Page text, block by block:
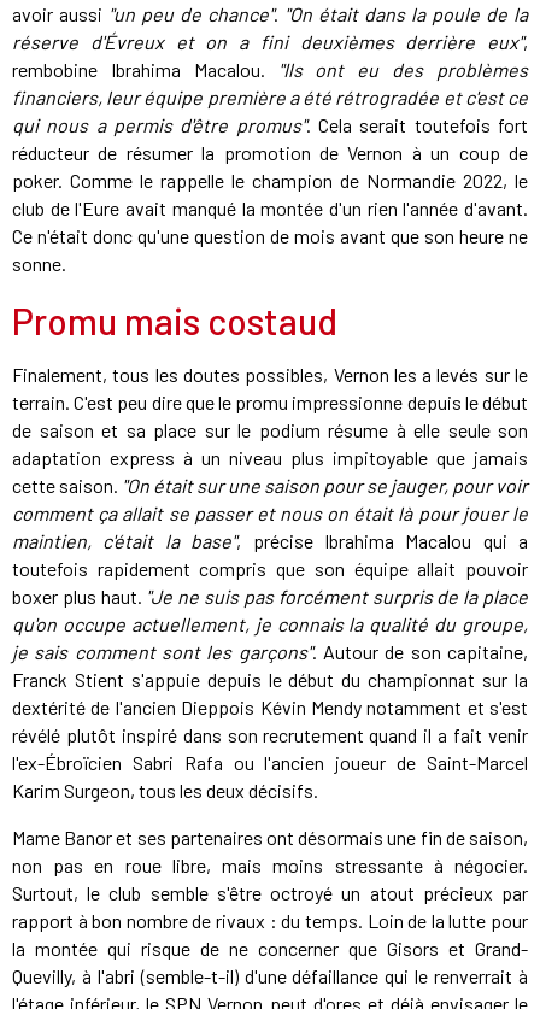
avoir aussi "un peu de chance". "On était dans la poule de la
réserve d'Évreux et on a fini deuxièmes derrière eux",
rembobine Ibrahima Macalou.
"Ils ont eu des problèmes
financiers, leur équipe première a été rétrogradée et c'est ce
qui nous a permis d'être promus". Cela serait toutefois fort
réducteur de résumer la promotion de Vernon à un coup de
poker. Comme le rappelle le champion de Normandie 2022, le
club de l'Eure avait manqué la montée d'un rien l'année d'avant.
Ce n'était donc qu'une question de mois avant que son heure ne
sonne.
Promu mais costaud
Finalement, tous les doutes possibles, Vernon les a levés sur le
terrain. C'est peu dire que le promu impressionne depuis le début
de saison et sa place sur le podium résume à elle seule son
adaptation express à un niveau plus impitoyable que jamais
cette saison. "On était sur une saison pour se jauger, pour voir
comment ça allait se passer et nous on était là pour jouer le
maintien, c'était la base", précise Ibrahima Macalou qui a
toutefois rapidement compris que son équipe allait pouvoir
boxer plus haut. "Je ne suis pas forcément surpris de la place
qu'on occupe actuellement, je connais la qualité du groupe,
je sais comment sont les garçons". Autour de son capitaine,
Franck Stient s'appuie depuis le début du championnat sur la
dextérité de l'ancien Dieppois Kévin Mendy notamment et s'est
révélé plutôt inspiré dans son recrutement quand il a fait venir
l'ex-Ébroïcien Sabri Rafa ou l'ancien joueur de Saint-Marcel
Karim Surgeon, tous les deux décisifs.
Mame Banor et ses partenaires ont désormais une fin de saison,
non pas en roue libre, mais moins stressante à négocier.
Surtout, le club semble s'être octroyé un atout précieux par
rapport à bon nombre de rivaux : du temps. Loin de la lutte pour
la montée qui risque de ne concerner que Gisors et Grand-
Quevilly, à l'abri (semble-t-il) d'une défaillance qui le renverrait à
l'étage inférieur, le SPN Vernon peut d'ores et déjà envisager le